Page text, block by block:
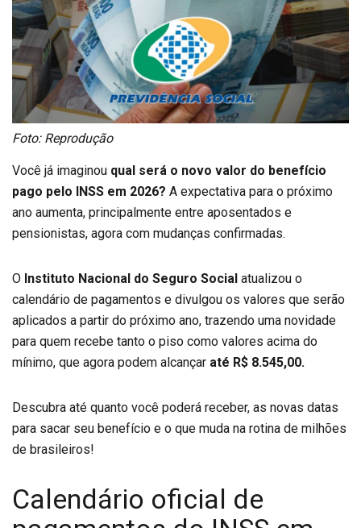
Foto: Reprodução
Você já imaginou qual será o novo valor do benefício
pago pelo INSS em 2026? A expectativa para o próximo
ano aumenta, principalmente entre aposentados e
pensionistas, agora com mudanças confirmadas.
O Instituto Nacional do Seguro Social atualizou o
calendário de pagamentos e divulgou os valores que serão
aplicados a partir do próximo ano, trazendo uma novidade
para quem recebe tanto o piso como valores acima do
mínimo, que agora podem alcançar até R$ 8.545,00.
Descubra até quanto você poderá receber, as novas datas
para sacar seu benefício e o que muda na rotina de milhões
de brasileiros!
Calendário oficial de